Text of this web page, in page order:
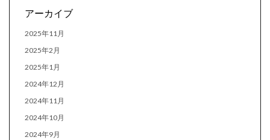
アーカイブ
2025年11月
2025年2月
2025年1月
2024年12月
2024年11月
2024年10月
2024年9月